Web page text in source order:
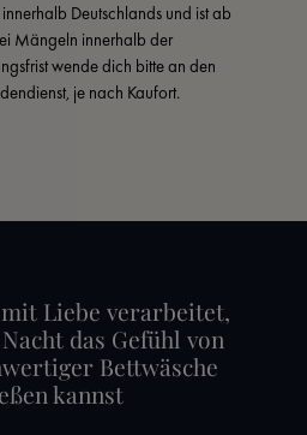
Deutschlands und ist ab
Mängeln innerhalb der
wende dich bitte an den
je nach Kaufort.
Liebe verarbeitet,
das Gefühl von
Bettwäsche
kannst